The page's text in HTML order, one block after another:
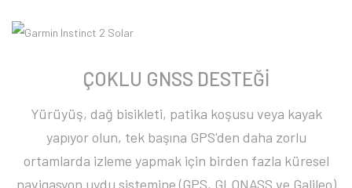
ÇOKLU GNSS DESTEĞİ
Yürüyüş, dağ bisikleti, patika koşusu veya kayak
yapıyor olun, tek başına GPS'den daha zorlu
ortamlarda izleme yapmak için birden fazla küresel
navigasyon uydu sistemine (GPS, GLONASS ve Galileo)